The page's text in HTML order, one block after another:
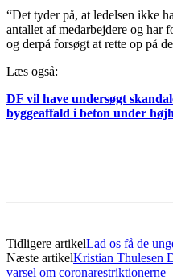
“Det tyder på, at ledelsen ikke
antallet af medarbejdere og har
og derpå forsøgt at rette op på
Læs også:
DF vil have undersøgt
byggeaffald i beton under
Tidligere artikelLad os få de
Næste artikelKristian Thulesen
varsel om coronarestriktionerne